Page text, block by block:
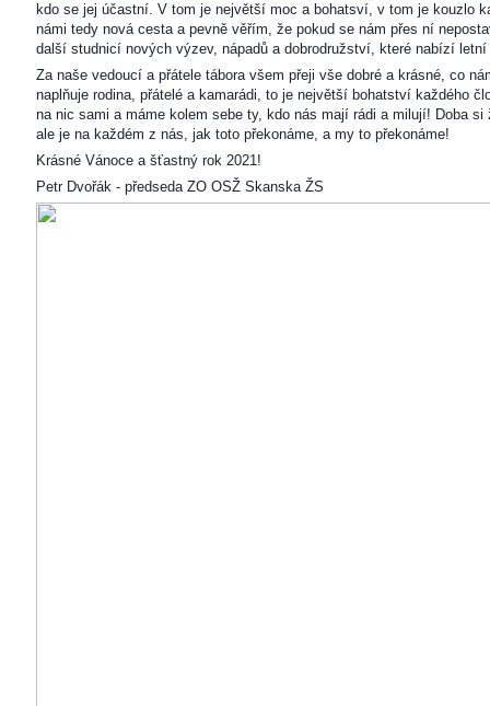
kdo se jej účastní. V tom je největší moc a bohatsví, v tom je kouzlo
námi tedy nová cesta a pevně věřím, že pokud se nám přes ní
další studnicí nových výzev, nápadů a dobrodružství, které nabízí letní
Za naše vedoucí a přátele tábora všem přeji vše dobré a krásné, co
naplňuje rodina, přátelé a kamarádi, to je největší bohatství každého
na nic sami a máme kolem sebe ty, kdo nás mají rádi a milují! Doba
ale je na každém z nás, jak toto překonáme, a my to překonáme!
Krásné Vánoce a šťastný rok 2021!
Petr Dvořák - předseda ZO OSŽ Skanska ŽS